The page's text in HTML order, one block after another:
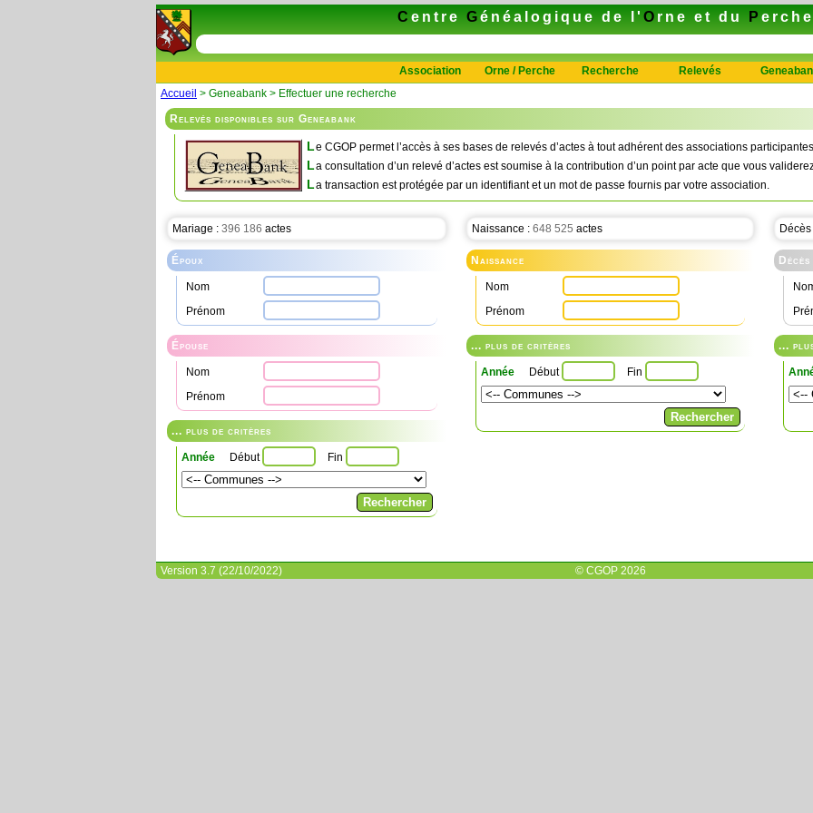
C entre Généalogique de l' O rne et du P erche
Association Orne / Perche Recherche Relevés
Accueil > Geneabank > Effectuer une recherche
Relevés disponibles sur Geneabank
Le CGOP permet l’accès à ses bases de relevés d’actes à tout adhérent des associations
La consultation d’un relevé d’actes est soumise à la contribution d’un point par acte que vous
La transaction est protégée par un identifiant et un mot de passe fournis par votre association.
Mariage : 396 186 actes
Époux
Nom
Prénom
Épouse
Nom
Prénom
... plus de critères
Année Début Fin
Naissance : 648 525 actes
Naissance
Nom
Prénom
... plus de critères
Année Début Fin
Décès
Décès
...
Version 3.7 (22/10/2022) © CGOP 2026